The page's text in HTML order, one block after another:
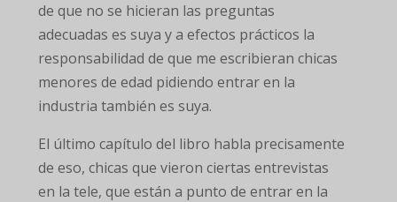
de que no se hicieran las preguntas
adecuadas es suya y a efectos prácticos la
responsabilidad de que me escribieran chicas
menores de edad pidiendo entrar en la
industria también es suya.
El último capítulo del libro habla precisamente
de eso, chicas que vieron ciertas entrevistas
en la tele, que están a punto de entrar en la